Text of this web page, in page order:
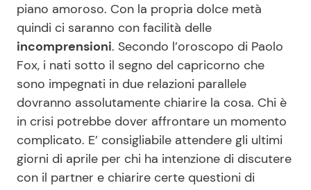
piano amoroso. Con la propria dolce metà
quindi ci saranno con facilità delle
incomprensioni. Secondo l’oroscopo di Paolo
Fox, i nati sotto il segno del capricorno che
sono impegnati in due relazioni parallele
dovranno assolutamente chiarire la cosa. Chi è
in crisi potrebbe dover affrontare un momento
complicato. E’ consigliabile attendere gli ultimi
giorni di aprile per chi ha intenzione di discutere
con il partner e chiarire certe questioni di